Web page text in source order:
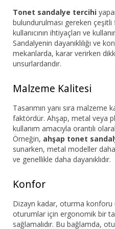
Tonet sandalye tercihi
bulundurulması gereken
kullanıcının ihtiyaçları ve
Sandalyenin dayanıklılığı ve
mekanlarda, karar verirken
unsurlardandır.
Malzeme Kalitesi
Tasarımın yanı sıra
faktördür. Ahşap, metal veya
kullanım amacıyla orantılı
Örneğin, ahşap tonet
sunarken, metal modeller
ve genellikle daha dayanıklıdır.
Konfor
Dizayn kadar, oturma konforu
oturumlar için ergonomik bir
sağlamalıdır. Bu bağlamda,